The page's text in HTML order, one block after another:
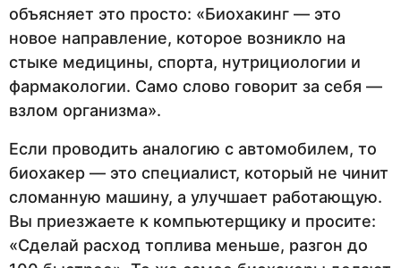
объясняет это просто: «Биохакинг — это
новое направление, которое возникло на
стыке медицины, спорта, нутрициологии и
фармакологии. Само слово говорит за себя —
взлом организма».
Если проводить аналогию с автомобилем, то
биохакер — это специалист, который не чинит
сломанную машину, а улучшает работающую.
Вы приезжаете к компьютерщику и просите:
«Сделай расход топлива меньше, разгон до